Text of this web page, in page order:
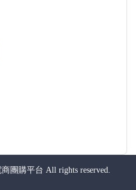
團購平台 All rights reserved.